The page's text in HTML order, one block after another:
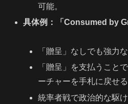
可能。
具体例：「Consumed by
「贈呈」なしでも強力
「贈呈」を支払うこと
ーチャーを手札に戻せる
統率者戦で政治的な駆